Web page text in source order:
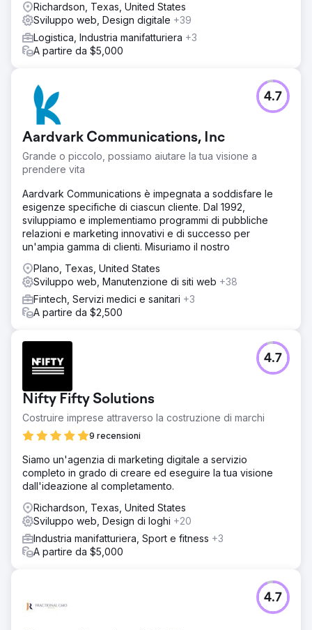
Richardson, Texas, United States
Sviluppo web, Design digitale +39
Logistica, Industria manifatturiera +3
A partire da $5,000
Aardvark Communications, Inc
Grande o piccolo, possiamo aiutare la tua visione a
prendere vita
4.7
Aardvark Communications è impegnata a soddisfare le
esigenze specifiche di ciascun cliente. Dal 1992,
sviluppiamo e implementiamo programmi di pubbliche
relazioni e marketing innovativi e di successo per
un'ampia gamma di clienti. Misuriamo il nostro
Plano, Texas, United States
Sviluppo web, Manutenzione di siti web +38
Fintech, Servizi medici e sanitari +3
A partire da $2,500
Nifty Fifty Solutions
Costruire imprese attraverso la costruzione di marchi
9 recensioni
4.7
Siamo un'agenzia di marketing digitale a servizio
completo in grado di creare ed eseguire la tua visione
dall'ideazione al completamento.
Richardson, Texas, United States
Sviluppo web, Design di loghi +20
Industria manifatturiera, Sport e fitness +3
A partire da $5,000
4.7